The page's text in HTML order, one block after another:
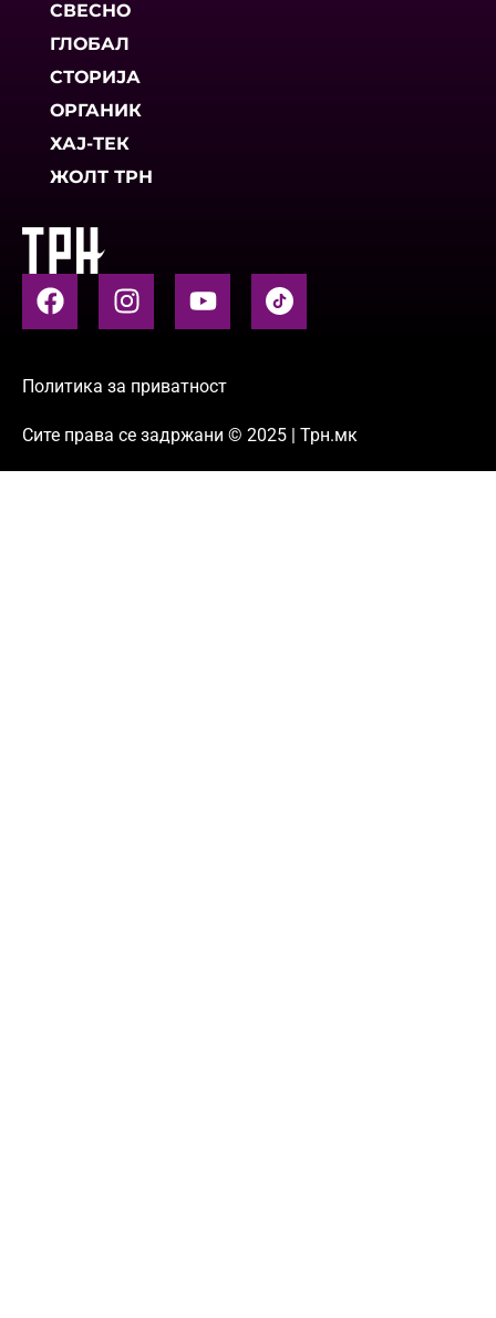
СВЕСНО
ГЛОБАЛ
СТОРИЈА
ОРГАНИК
ХАЈ-ТЕК
ЖОЛТ ТРН
Политика за приватност
Сите права се задржани © 2025 | Трн.мк